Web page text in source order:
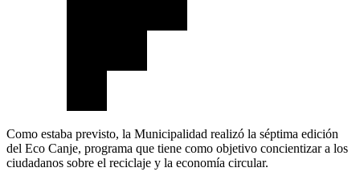
Como estaba previsto, la Municipalidad realizó la séptima edición
del Eco Canje, programa que tiene como objetivo concientizar a los
ciudadanos sobre el reciclaje y la economía circular.